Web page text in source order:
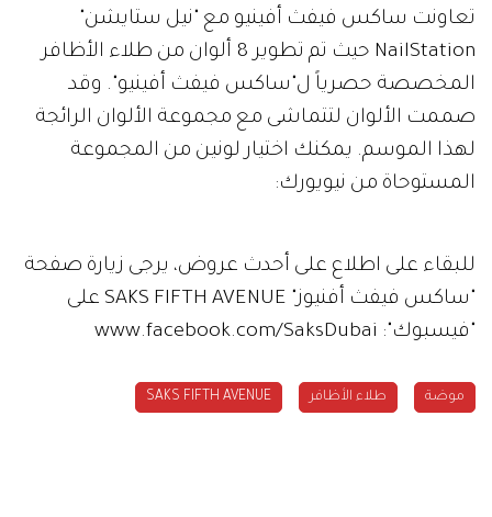
تعاونت ساكس فيفث أفينيو مع "نيل ستايشن"
NailStation حيث تم تطوير 8 ألوان من طلاء الأظافر
المخصصة حصرياً ل"ساكس فيفث أفينيو". وقد
صممت الألوان لتتماشى مع مجموعة الألوان الرائجة
لهذا الموسم. يمكنك اختيار لونين من المجموعة
المستوحاة من نيويورك:
للبقاء على اطلاع على أحدث عروض، يرجى زيارة صفحة
"ساكس فيفث أفنيوز" SAKS FIFTH AVENUE على
"فيسبوك": www.facebook.com/SaksDubai
موضة طلاء الأظافر SAKS FIFTH AVENUE